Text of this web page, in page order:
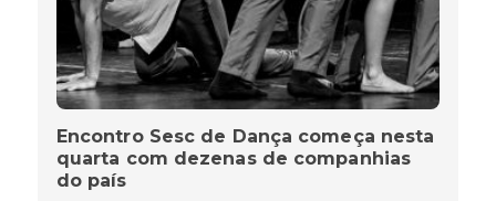
Encontro Sesc de Dança começa nesta
quarta com dezenas de companhias
do país